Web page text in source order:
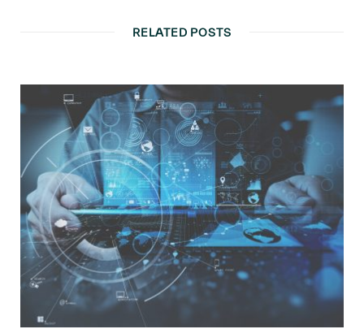
RELATED POSTS